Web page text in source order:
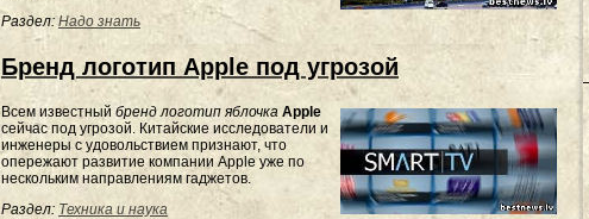
Раздел: Надо знать
Бренд логотип Apple под угрозой
Всем известный бренд логотип яблочка Apple
сейчас под угрозой. Китайские исследователи и
инженеры с удовольствием признают, что
опережают развитие компании Apple уже по
нескольким направлениям гаджетов.
Раздел: Техника и наука